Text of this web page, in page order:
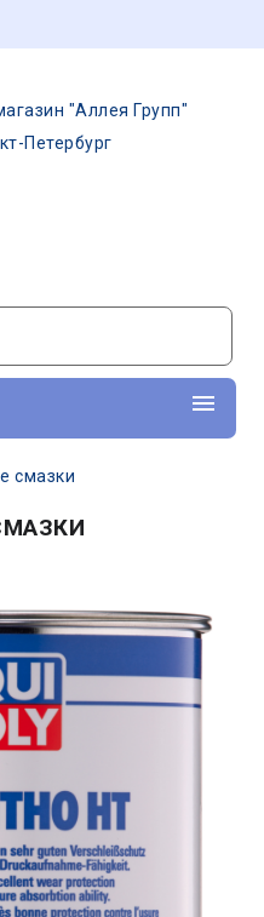
"Аллея Групп"
Петербург
смазки